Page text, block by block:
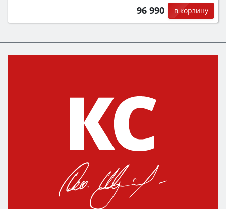
96 990 в корзину